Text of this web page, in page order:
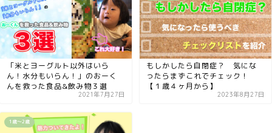
「米とヨーグルト以外はいら
ん！水分もいらん！」のおーく
んを救った食品&飲み物３選
2021年7月27日
もしかしたら自閉症？ 気にな
ったらまずこれでチェック！
【１歳４ヶ月から】
2023年8月27日
1歳〜2歳